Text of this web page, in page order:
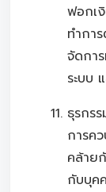
ฟอกเ
ทำกา
จัดกา
ระบบ
ธุรกร
การค
คล้าย
กับบุค